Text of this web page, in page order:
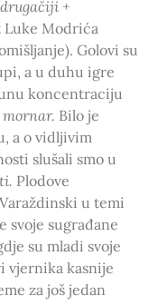
+
Luke Modrića
Golovi su
a u duhu igre
koncentraciju
Bilo je
a o vidljivim
slušali smo u
Plodove
u temi
svoje sugrađane
su mladi svoje
vjernika kasnije
za još jedan